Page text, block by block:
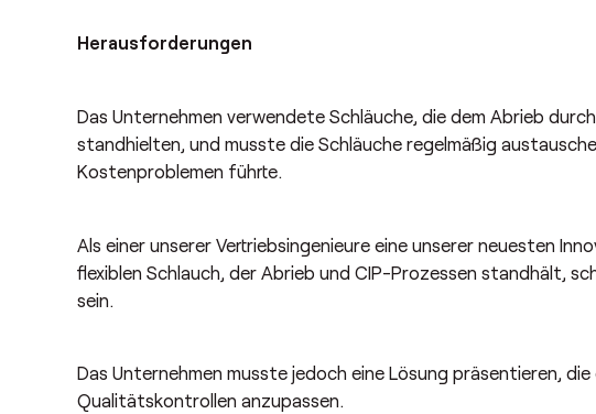
Herausforderungen
Das Unternehmen verwendete Schläuche, die dem Abrieb
standhielten, und musste die Schläuche regelmäßig
Kostenproblemen führte.
Als einer unserer Vertriebsingenieure eine unserer neuesten
flexiblen Schlauch, der Abrieb und CIP-Prozessen standhält,
sein.
Das Unternehmen musste jedoch eine Lösung präsentieren,
Qualitätskontrollen anzupassen.